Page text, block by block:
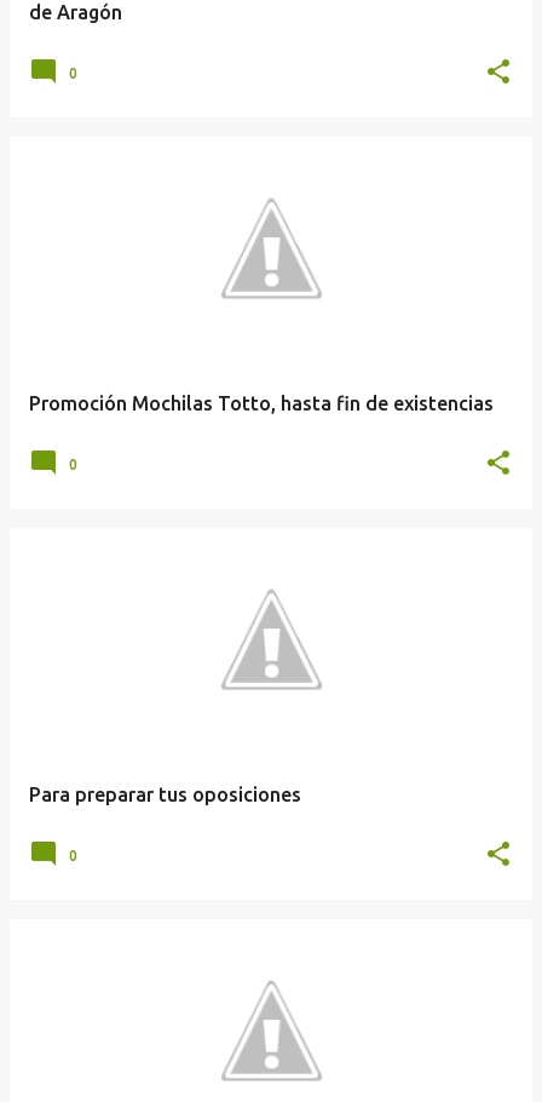
de Aragón
0
Promoción Mochilas Totto, hasta fin de existencias
0
Para preparar tus oposiciones
0